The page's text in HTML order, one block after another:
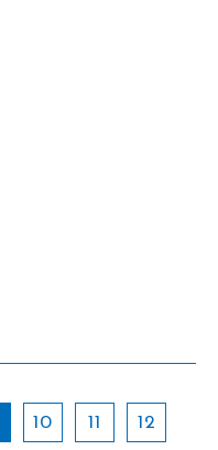
10 11 12